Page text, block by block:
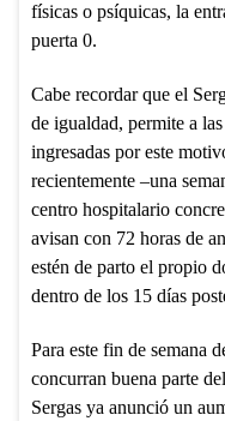
físicas o psíquicas, la
puerta 0.
Cabe recordar que el
de igualdad, permite a
ingresadas por este
recientemente –una
centro hospitalario
avisan con 72 horas de
estén de parto el propio
dentro de los 15 días
Para este fin de semana
concurran buena parte
Sergas ya anunció un